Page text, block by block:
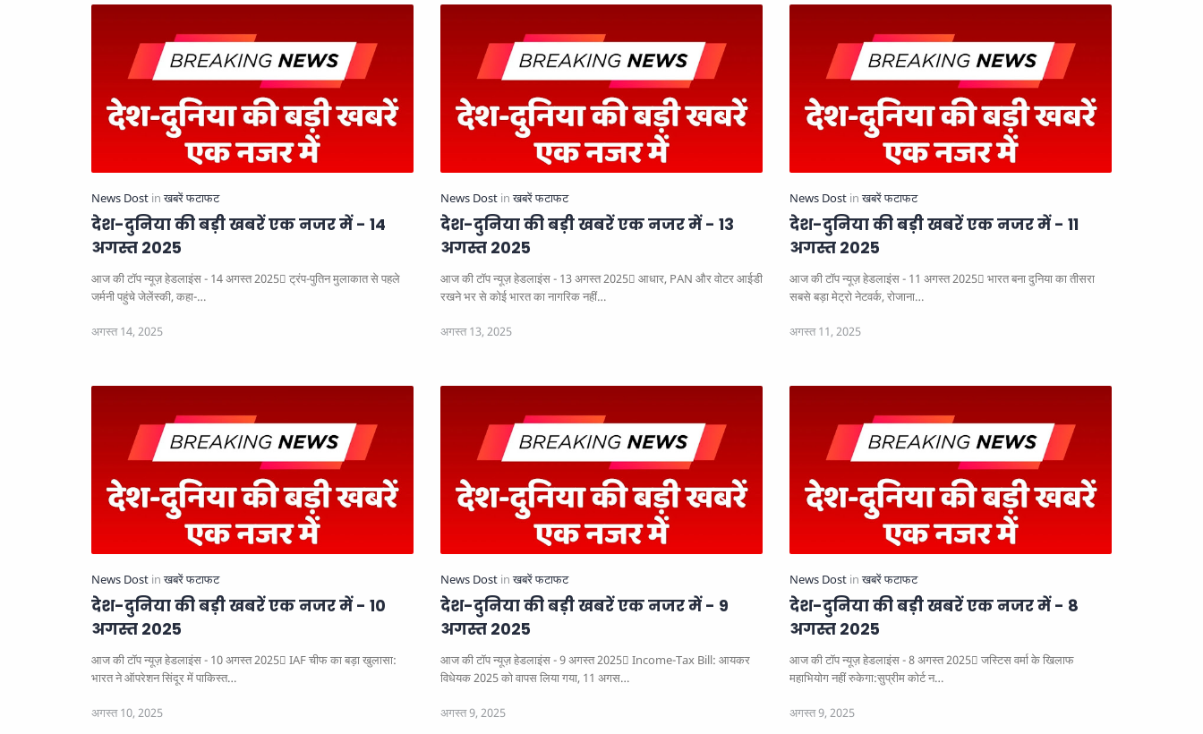
देश-दुनिया की बड़ी खबरें एक नजर में - 14
अगस्त 2025
आज की टॉप न्यूज़ हेडलाइंस - 14 अगस्त 2025
जर्मनी पहुंचे जेलेंस्की, कहा-…
देश-दुनिया की बड़ी खबरें एक नजर में - 13
अगस्त 2025
आज की टॉप न्यूज़ हेडलाइंस - 13 अगस्त 2025
रखने भर से कोई भारत का नागरिक नहीं…
देश-दुनिया की बड़ी खबरें एक नजर में - 11
अगस्त 2025
आज की टॉप न्यूज़ हेडलाइंस - 11 अगस्त 2025
सबसे बड़ा मेट्रो नेटवर्क, रोजाना…
देश-दुनिया की बड़ी खबरें एक नजर में - 10
अगस्त 2025
आज की टॉप न्यूज़ हेडलाइंस - 10 अगस्त 2025
भारत ने ऑपरेशन सिंदूर में पाकिस्त…
देश-दुनिया की बड़ी खबरें एक नजर में - 9
अगस्त 2025
आज की टॉप न्यूज़ हेडलाइंस - 9 अगस्त 2025
विधेयक 2025 को वापस लिया गया, 11 अगस…
देश-दुनिया की बड़ी खबरें एक नजर में - 8
अगस्त 2025
आज की टॉप न्यूज़ हेडलाइंस - 8 अगस्त 2025
महाभियोग नहीं रुकेगा:सुप्रीम कोर्ट न…